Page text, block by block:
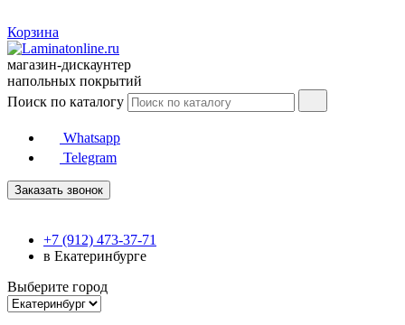
Корзина
магазин-дискаунтер
напольных покрытий
Поиск по каталогу
Whatsapp
Telegram
Заказать звонок
+7 (912) 473-37-71
в Екатеринбурге
Выберите город